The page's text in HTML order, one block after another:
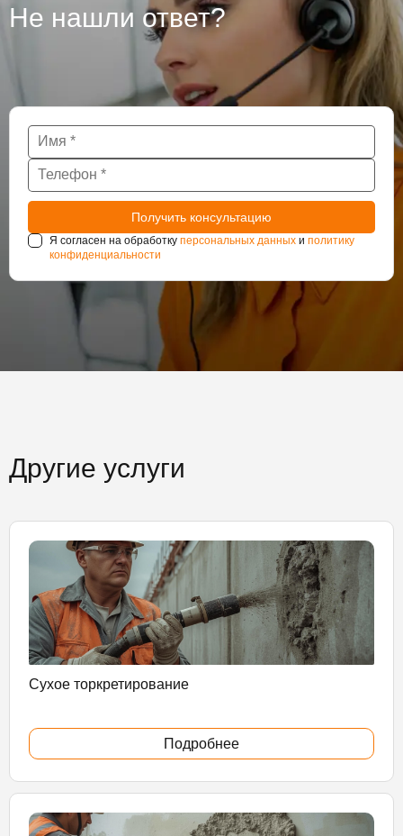
Не нашли ответ?
Я согласен на обработку персональных данных и политику
конфиденциальности
Другие услуги
Сухое торкретирование
Подробнее